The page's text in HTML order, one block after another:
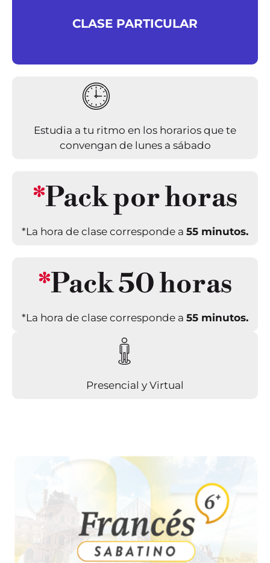
CLASE PARTICULAR
Estudia a tu ritmo en los horarios que te
convengan de lunes a sábado
*Pack por horas
*La hora de clase corresponde a 55 minutos.
*Pack 50 horas
*La hora de clase corresponde a 55 minutos.
Presencial y Virtual